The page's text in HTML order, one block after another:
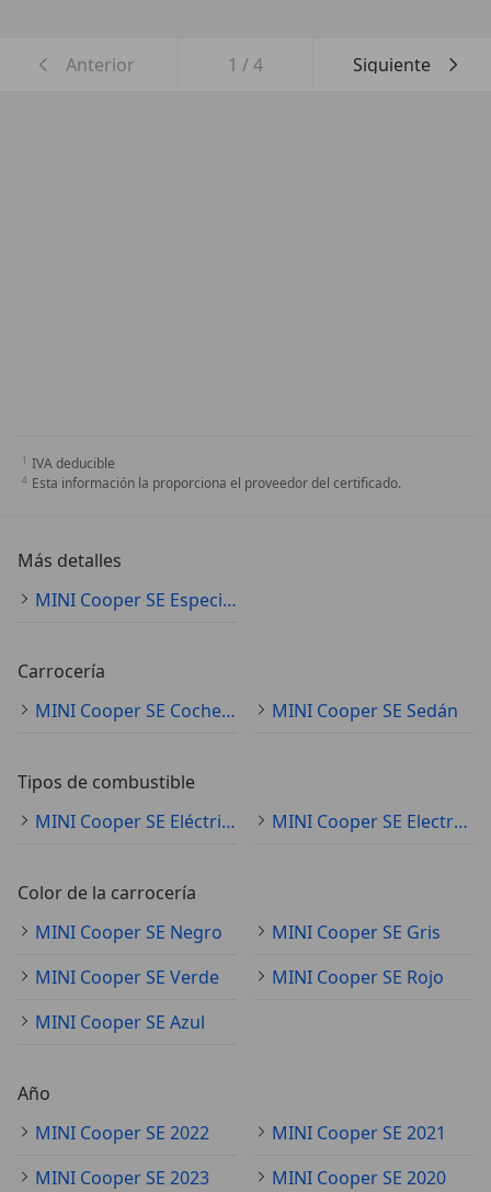
Anterior 1 /4 Siguiente
IVA deducible
Esta información la proporciona el proveedor del certificado.
Más detalles
MINI Cooper SE Especificaciones técnicas
Carrocería
MINI Cooper SE Coche pequeño
MINI Cooper SE Sedán
Tipos de combustible
MINI Cooper SE Eléctrico
MINI Cooper SE Electro/Gasolina
Color de la carrocería
MINI Cooper SE Negro
MINI Cooper SE Gris
MINI Cooper SE Verde
MINI Cooper SE Rojo
MINI Cooper SE Azul
Año
MINI Cooper SE 2022
MINI Cooper SE 2021
MINI Cooper SE 2023
MINI Cooper SE 2020